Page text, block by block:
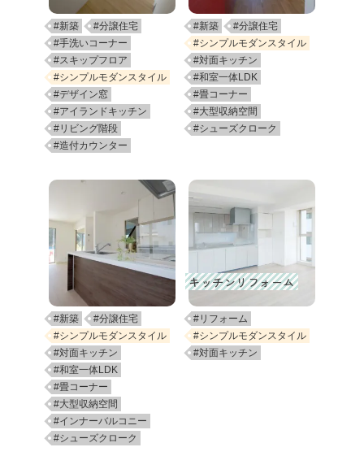
#新築
#分譲住宅
#手洗いコーナー
#スキップフロア
#シンプルモダンスタイル
#デザイン窓
#アイランドキッチン
#リビング階段
#造付カウンター
#新築
#分譲住宅
#シンプルモダンスタイル
#対面キッチン
#和室一体LDK
#畳コーナー
#大型収納空間
#シューズクローク
#新築
#分譲住宅
#シンプルモダンスタイル
#対面キッチン
#和室一体LDK
#畳コーナー
#大型収納空間
#インナーバルコニー
#シューズクローク
キッチンリフォーム
#リフォーム
#シンプルモダンスタイル
#対面キッチン